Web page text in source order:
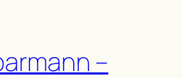
–